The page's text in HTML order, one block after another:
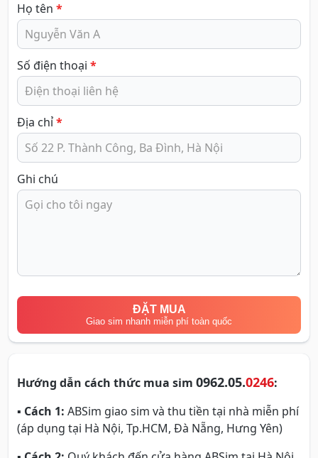
Họ tên *
Số điện thoại *
Địa chỉ*
Ghi chú
ĐẶT MUA
Giao sim nhanh miễn phí toàn quốc
Hướng dẫn cách thức mua sim 0962.05.0246:
▪ Cách 1: ABSim giao sim và thu tiền tại nhà miễn phí
(áp dụng tại Hà Nội, Tp.HCM, Đà Nẵng, Hưng Yên)